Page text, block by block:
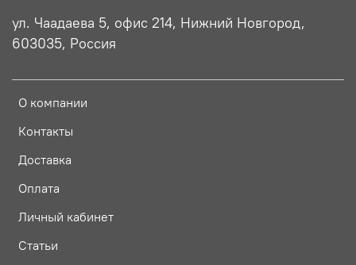
О компании
Контакты
Доставка
Оплата
Личный кабинет
Статьи
ул. Чаадаева 5, офис 214, Нижний Новгород,
603035, Россия